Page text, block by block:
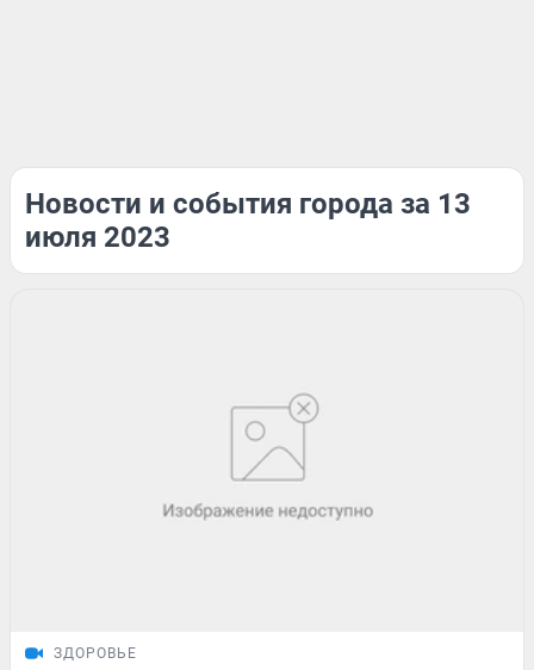
Новости и события города за 13
июля 2023
ЗДОРОВЬЕ